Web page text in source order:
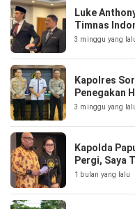
Luke
Timnas
3 minggu yang
Kapolres
Penegakan
3 minggu yang
Kapolda
Pergi, Saya
1 bulan yang lalu